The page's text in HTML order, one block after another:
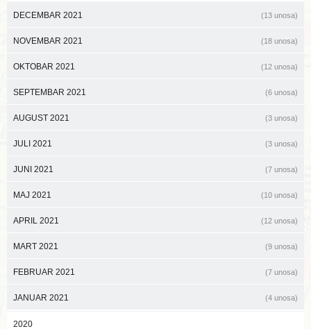
DECEMBAR 2021 (13 unosa)
NOVEMBAR 2021 (18 unosa)
OKTOBAR 2021 (12 unosa)
SEPTEMBAR 2021 (6 unosa)
AUGUST 2021 (3 unosa)
JULI 2021 (3 unosa)
JUNI 2021 (7 unosa)
MAJ 2021 (10 unosa)
APRIL 2021 (12 unosa)
MART 2021 (9 unosa)
FEBRUAR 2021 (7 unosa)
JANUAR 2021 (4 unosa)
2020